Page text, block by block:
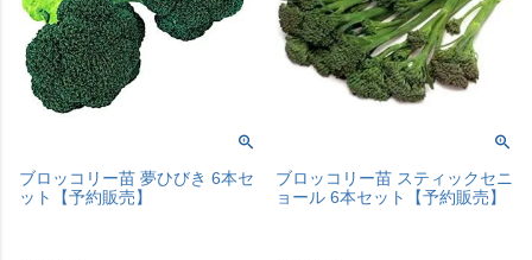
ブロッコリー苗 夢ひびき 6本セ
ット【予約販売】
ブロッコリー苗 スティックセニ
ョール 6本セット【予約販売】